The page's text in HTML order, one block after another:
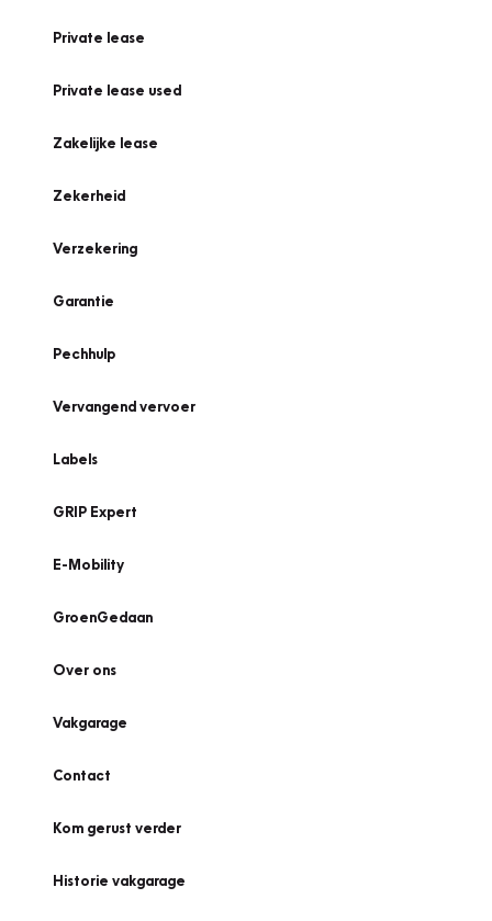
Private lease
Private lease used
Zakelijke lease
Zekerheid
Verzekering
Garantie
Pechhulp
Vervangend vervoer
Labels
GRIP Expert
E-Mobility
GroenGedaan
Over ons
Vakgarage
Contact
Kom gerust verder
Historie vakgarage